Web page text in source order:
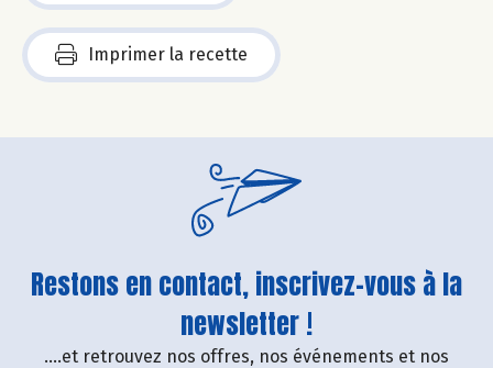
Imprimer la recette
Restons en contact, inscrivez-vous à la
newsletter !
....et retrouvez nos offres, nos événements et nos